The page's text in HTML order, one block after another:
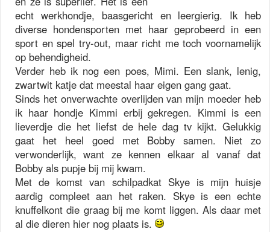
echt werkhondje, baasgericht en leergierig. Ik heb
diverse hondensporten met haar geprobeerd in een
sport en spel try-out, maar richt me toch voornamelijk
op behendigheid.
Verder heb ik nog een poes, Mimi. Een slank, lenig,
zwartwit katje dat meestal haar eigen gang gaat.
Sinds het onverwachte overlijden van mijn moeder heb
ik haar hondje Kimmi erbij gekregen. Kimmi is een
lieverdje die het liefst de hele dag tv kijkt. Gelukkig
gaat het heel goed met Bobby samen. Niet zo
verwonderlijk, want ze kennen elkaar al vanaf dat
Bobby als pupje bij mij kwam.
Met de komst van schilpadkat Skye is mijn huisje
aardig compleet aan het raken. Skye is een echte
knuffelkont die graag bij me komt liggen. Als daar met
al die dieren hier nog plaats is.